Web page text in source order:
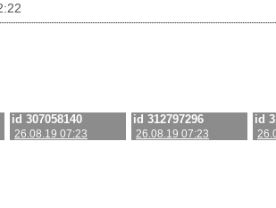
id 307058140
26.08.19 07:23
id 312797296
26.08.19 07:23
id